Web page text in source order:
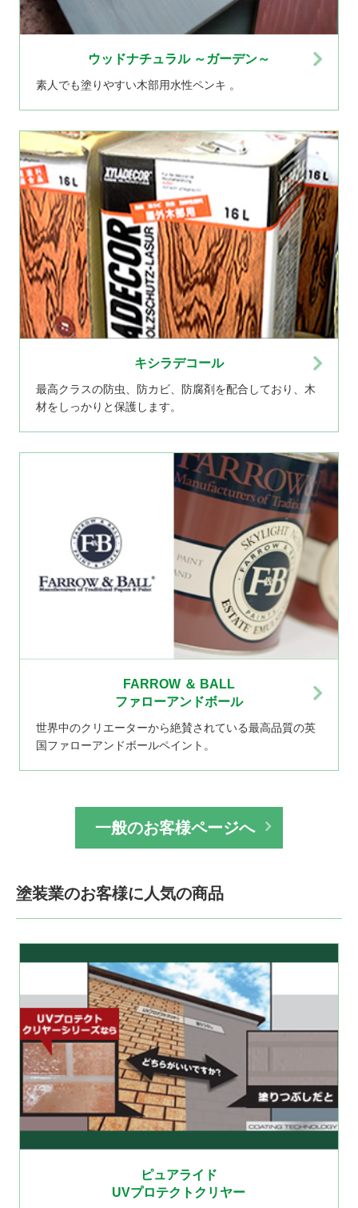
ウッドナチュラル ～ガーデン～
素人でも塗りやすい木部用水性ペンキ 。
キシラデコール
最高クラスの防虫、防カビ、防腐剤を配合しており、木
材をしっかりと保護します。
FARROW ＆ BALL
ファローアンドボール
世界中のクリエーターから絶賛されている最高品質の英
国ファローアンドボールペイント。
一般のお客様ページへ
塗装業のお客様に人気の商品
ピュアライド
UVプロテクトクリヤー